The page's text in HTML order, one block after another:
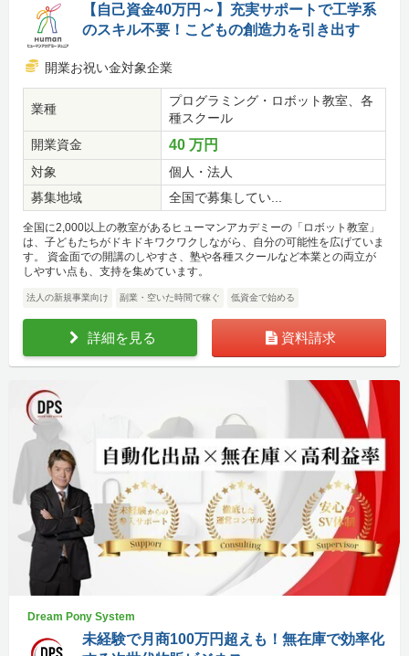
【自己資金40万円～】充実サポートで工学系
のスキル不要！こどもの創造力を引き出す
開業お祝い金対象企業
業種
プログラミング・ロボット教室、各
種スクール
開業資金
40 万円
対象
個人・法人
募集地域
全国で募集してい...
全国に2,000以上の教室があるヒューマンアカデミーの「ロボット教室」
は、子どもたちがドキドキワクワクしながら、自分の可能性を広げていま
す。 資金面での開講のしやすさ、塾や各種スクールなど本業との両立が
しやすい点も、支持を集めています。
法人の新規事業向け 副業・空いた時間で稼ぐ 低資金で始める
詳細を見る 資料請求
Dream Pony System
未経験で月商100万円超えも！無在庫で効率化